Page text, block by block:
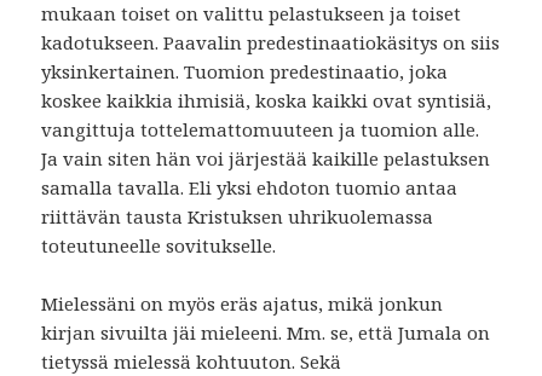
mukaan toiset on valittu pelastukseen ja toiset
kadotukseen. Paavalin predestinaatiokäsitys on siis
yksinkertainen. Tuomion predestinaatio, joka
koskee kaikkia ihmisiä, koska kaikki ovat syntisiä,
vangittuja tottelemattomuuteen ja tuomion alle.
Ja vain siten hän voi järjestää kaikille pelastuksen
samalla tavalla. Eli yksi ehdoton tuomio antaa
riittävän tausta Kristuksen uhrikuolemassa
toteutuneelle sovitukselle.
Mielessäni on myös eräs ajatus, mikä jonkun
kirjan sivuilta jäi mieleeni. Mm. se, että Jumala on
tietyssä mielessä kohtuuton. Sekä